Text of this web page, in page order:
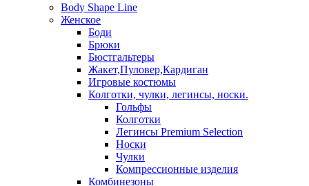
Body Shape Line
Женское
Боди
Брюки
Бюстгальтеры
Жакет,Пуловер,Кардиган
Игровые костюмы
Колготки, чулки, легинсы, носки.
Гольфы
Колготки
Легинсы Premium Selection
Носки
Чулки
Компрессионные изделия
Комбинезоны